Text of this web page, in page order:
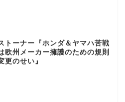
トーナー『ホンダ＆ヤマハ苦戦
欧州メーカー擁護のための規則
更のせい』